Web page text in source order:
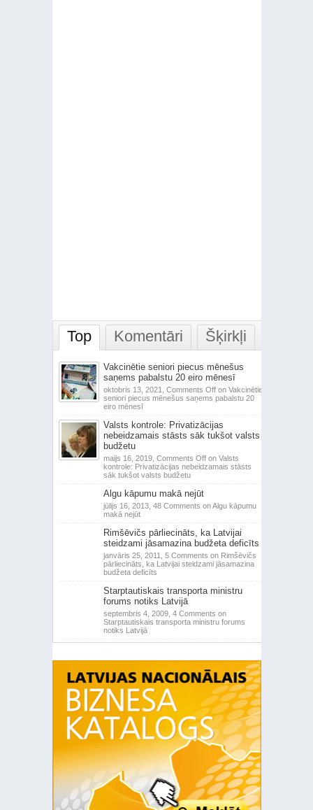
Top Komentāri Šķirkļi
Vakcinētie seniori piecus mēnešus
saņems pabalstu 20 eiro mēnesī
oktobris 13, 2021, Comments Offon Vakcinētie
seniori piecus mēnešus saņems pabalstu 20
eiro mēnesī
Valsts kontrole: Privatizācijas
nebeidzamais stāsts sāk tukšot valsts
budžetu
maijs 16, 2019, Comments Offon Valsts
kontrole: Privatizācijas nebeidzamais stāsts
sāk tukšot valsts budžetu
Algu kāpumu makā nejūt
jūlijs 16, 2013, 48 Comments on Algu kāpumu
makā nejūt
Rimšēvičs pārliecināts, ka Latvijai
steidzami jāsamazina budžeta deficīts
janvāris 25, 2011, 5 Comments on Rimšēvičs
pārliecināts, ka Latvijai steidzami jāsamazina
budžeta deficīts
Starptautiskais transporta ministru
forums notiks Latvijā
septembris 4, 2009, 4 Comments on
Starptautiskais transporta ministru forums
notiks Latvijā